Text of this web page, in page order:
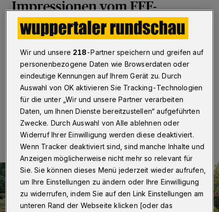
Impressionen vom FFF-
Klimastreik
Wuppertal
Rund 750 Personen haben sich am
Freitagnachmittag (23. September 2022) in Wuppertal
am globalen Klimastreik beteiligt, zu dem Fridays for
Future aufgerufen hatte.
23.09.2022 , 18:06 Uhr Eine Minute Lesezeit
Wir und unsere 218-Partner speichern und greifen auf
personenbezogene Daten wie Browserdaten oder
eindeutige Kennungen auf Ihrem Gerät zu. Durch
Auswahl von OK aktivieren Sie Tracking-Technologien
für die unter „Wir und unsere Partner verarbeiten
Daten, um Ihnen Dienste bereitzustellen“ aufgeführten
Zwecke. Durch Auswahl von Alle ablehnen oder
Widerruf Ihrer Einwilligung werden diese deaktiviert.
Wenn Tracker deaktiviert sind, sind manche Inhalte und
Anzeigen möglicherweise nicht mehr so relevant für
Sie. Sie können dieses Menü jederzeit wieder aufrufen,
um Ihre Einstellungen zu ändern oder Ihre Einwilligung
zu widerrufen, indem Sie auf den Link Einstellungen am
unteren Rand der Webseite klicken [oder das